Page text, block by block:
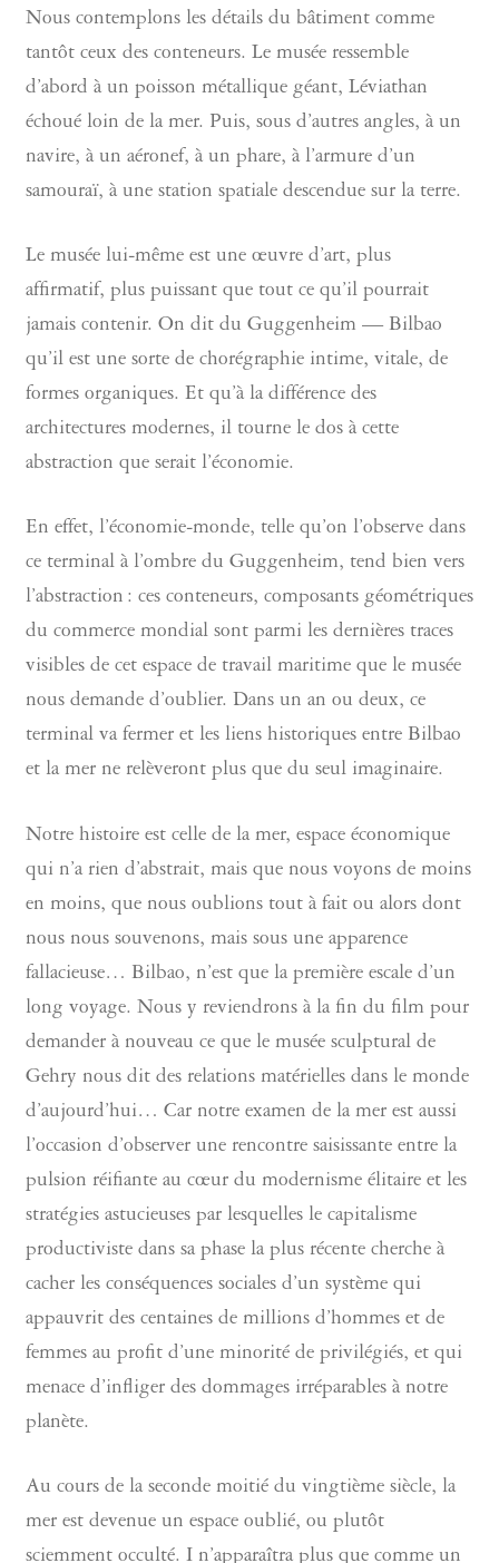
Nous contemplons les détails du bâtiment comme
tantôt ceux des conteneurs. Le musée ressemble
d’abord à un poisson métallique géant, Léviathan
échoué loin de la mer. Puis, sous d’autres angles, à un
navire, à un aéronef, à un phare, à l’armure d’un
samouraï, à une station spatiale descendue sur la terre.
Le musée lui-même est une œuvre d’art, plus
affirmatif, plus puissant que tout ce qu’il pourrait
jamais contenir. On dit du Guggenheim — Bilbao
qu’il est une sorte de chorégraphie intime, vitale, de
formes organiques. Et qu’à la différence des
architectures modernes, il tourne le dos à cette
abstraction que serait l’économie.
En effet, l’économie-monde, telle qu’on l’observe dans
ce terminal à l’ombre du Guggenheim, tend bien vers
l’abstraction : ces conteneurs, composants géométriques
du commerce mondial sont parmi les dernières traces
visibles de cet espace de travail maritime que le musée
nous demande d’oublier. Dans un an ou deux, ce
terminal va fermer et les liens historiques entre Bilbao
et la mer ne relèveront plus que du seul imaginaire.
Notre histoire est celle de la mer, espace économique
qui n’a rien d’abstrait, mais que nous voyons de moins
en moins, que nous oublions tout à fait ou alors dont
nous nous souvenons, mais sous une apparence
fallacieuse… Bilbao, n’est que la première escale d’un
long voyage. Nous y reviendrons à la fin du film pour
demander à nouveau ce que le musée sculptural de
Gehry nous dit des relations matérielles dans le monde
d’aujourd’hui… Car notre examen de la mer est aussi
l’occasion d’observer une rencontre saisissante entre la
pulsion réifiante au cœur du modernisme élitaire et les
stratégies astucieuses par lesquelles le capitalisme
productiviste dans sa phase la plus récente cherche à
cacher les conséquences sociales d’un système qui
appauvrit des centaines de millions d’hommes et de
femmes au profit d’une minorité de privilégiés, et qui
menace d’infliger des dommages irréparables à notre
planète.
Au cours de la seconde moitié du vingtième siècle, la
mer est devenue un espace oublié, ou plutôt
sciemment occulté. I n’apparaîtra plus que comme un